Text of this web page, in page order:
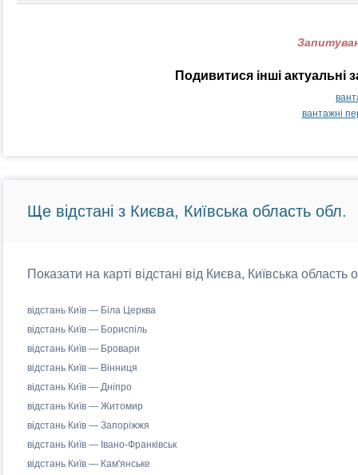
Подивитися інші
вантажні
Ще відстані з Києва, Київська область обл.
Показати на карті відстані від Києва, Київська
відстань Київ — Біла Церква
відстань Київ — Бориспіль
відстань Київ — Бровари
відстань Київ — Вінниця
відстань Київ — Дніпро
відстань Київ — Житомир
відстань Київ — Запоріжжя
відстань Київ — Івано-Франківськ
відстань Київ — Кам'янське